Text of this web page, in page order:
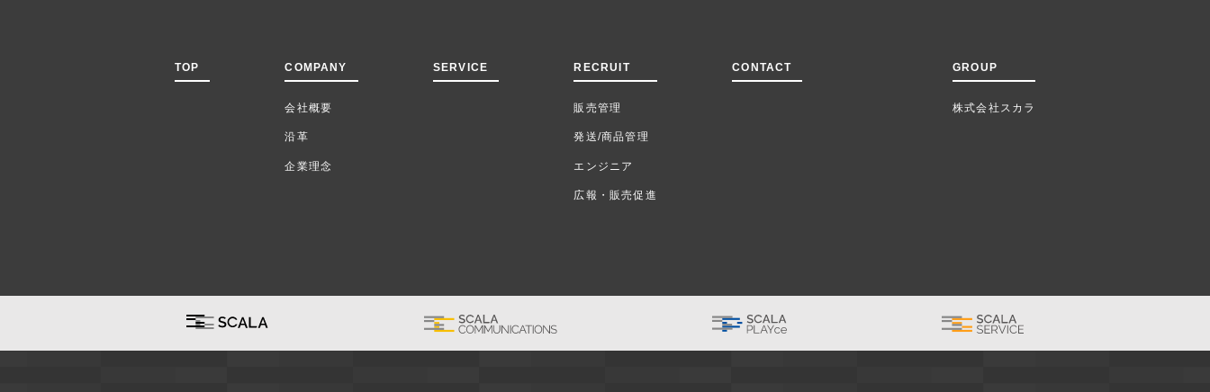
TOP COMPANY
会社概要
沿革
企業理念
SERVICE RECRUIT
販売管理
発送/商品管理
エンジニア
広報・販売促進
CONTACT GROUP
株式会社スカラ